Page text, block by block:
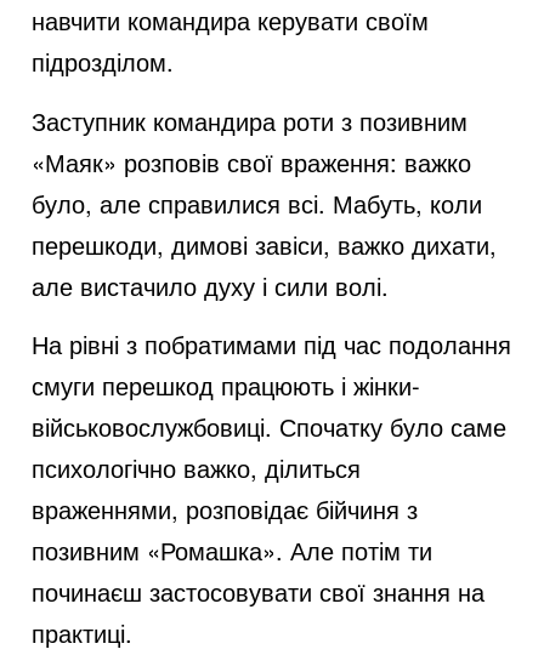
навчити командира керувати своїм
підрозділом.
Заступник командира роти з позивним
«Маяк» розповів свої враження: важко
було, але справилися всі. Мабуть, коли
перешкоди, димові завіси, важко дихати,
але вистачило духу і сили волі.
На рівні з побратимами під час подолання
смуги перешкод працюють і жінки-
військовослужбовиці. Спочатку було саме
психологічно важко, ділиться
враженнями, розповідає бійчиня з
позивним «Ромашка». Але потім ти
починаєш застосовувати свої знання на
практиці.